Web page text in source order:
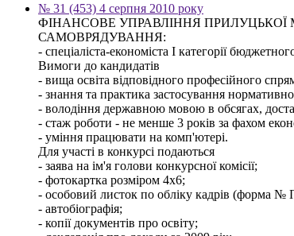
№ 31 (453) 4 серпня 2010 року
ФІНАНСОВЕ УПРАВЛІННЯ
САМОВРЯДУВАННЯ:
- спеціаліста-економіста І категорії
Вимоги до кандидатів
- вища освіта відповідного професійного
- знання та практика застосування
- володіння державною мовою в обсягах,
- стаж роботи - не менше 3 років за фахом
- уміння працювати на комп'ютері.
Для участі в конкурсі подаються
- заява на ім'я голови конкурсної комісії;
- фотокартка розміром 4х6;
- особовий листок по обліку кадрів (форма
- автобіографія;
- копії документів про освіту;